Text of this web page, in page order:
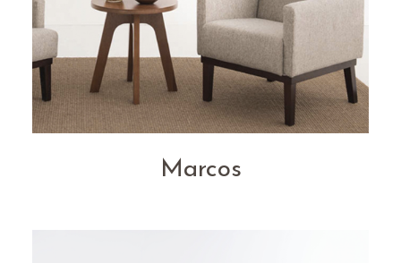
Marcos